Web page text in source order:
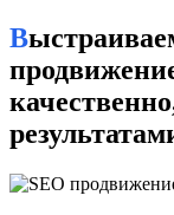
Выстраиваем эффективное SEO-